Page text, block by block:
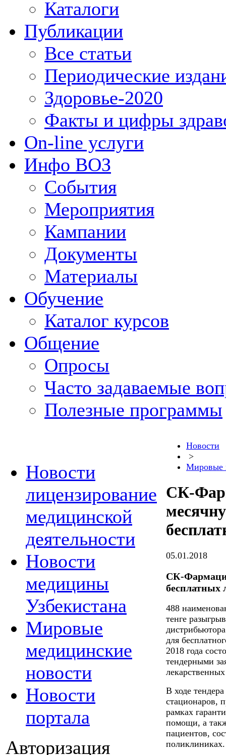
Каталоги
Публикации
Все статьи
Периодические
Здоровье-2020
Факты и цифры
On-line услуги
Инфо ВОЗ
События
Мероприятия
Кампании
Документы
Материалы
Обучение
Каталог курсов
Общение
Опросы
Часто задаваемые
Полезные программы
Новости
лицензирование
медицинской
деятельности
Новости
медицины
Узбекистана
Мировые
медицинские
новости
Новости
портала
Авторизация
Новости
>
Мировые
СК-
05.01.2018
СК-
бесплатных
488
тенге
для
2018 года
тендерными
В ходе
стационаров,
рамках
помощи, а
пациентов,